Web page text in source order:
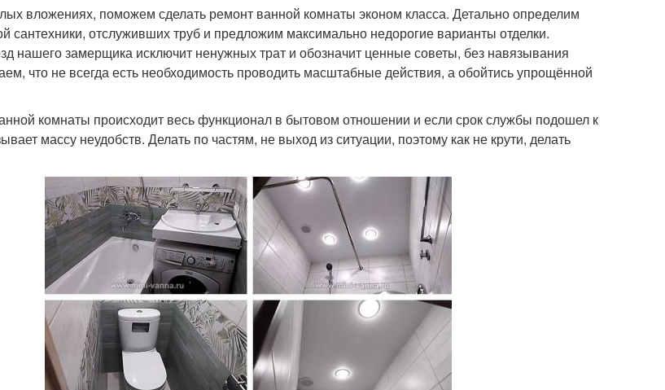
вложениях, поможем сделать ремонт ванной комнаты эконом класса. Детально определим
сантехники, отслуживших труб и предложим максимально недорогие варианты отделки.
нашего замерщика исключит ненужных трат и обозначит ценные советы, без навязывания
что не всегда есть необходимость проводить масштабные действия, а обойтись упрощённой
комнаты происходит весь функционал в бытовом отношении и если срок службы подошел к
массу неудобств. Делать по частям, не выход из ситуации, поэтому как не крути, делать